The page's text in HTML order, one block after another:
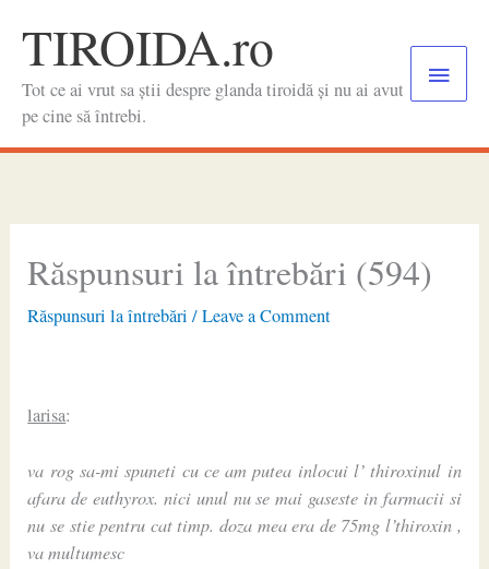
contentTIROIDA.ro
Tot ce ai vrut sa știi despre glanda tiroidă și nu ai avut
pe cine să întrebi.
Main
Răspunsuri la întrebări (594)
Răspunsuri la întrebări /Leave a Comment
larisa:
va rog sa-mi spuneti cu ce am putea inlocui l’ thiroxinul in
afara de euthyrox. nici unul nu se mai gaseste in farmacii si
nu se stie pentru cat timp. doza mea era de 75mg l’thiroxin ,
va multumesc